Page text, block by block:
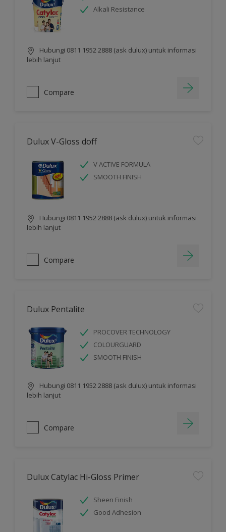
Alkali Resistance
Hubungi 0811 1952 2888 (ask dulux) untuk informasi
lebih lanjut
Compare
Dulux V-Gloss doff
V ACTIVE FORMULA
SMOOTH FINISH
Hubungi 0811 1952 2888 (ask dulux) untuk informasi
lebih lanjut
Compare
Dulux Pentalite
PROCOVER TECHNOLOGY
COLOURGUARD
SMOOTH FINISH
Hubungi 0811 1952 2888 (ask dulux) untuk informasi
lebih lanjut
Compare
Dulux Catylac Hi-Gloss Primer
Sheen Finish
Good Adhesion